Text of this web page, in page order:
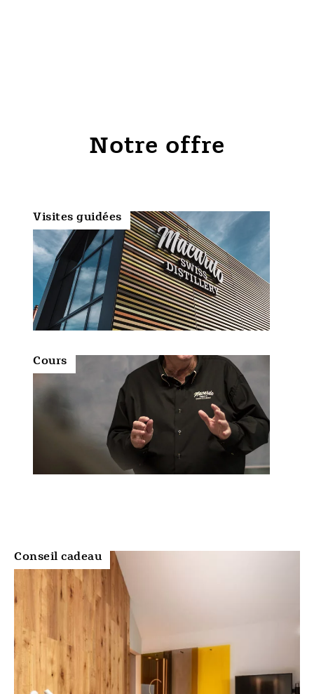
Notre offre
Visites guidées
Cours
Conseil cadeau